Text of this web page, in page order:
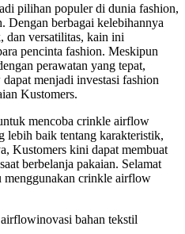
pilihan populer di dunia fashion,
Dengan berbagai kelebihannya
dan versatilitas, kain ini
pencinta fashion. Meskipun
perawatan yang tepat,
menjadi investasi fashion
Kustomers.
mencoba crinkle airflow
lebih baik tentang karakteristik,
Kustomers kini dapat membuat
berbelanja pakaian. Selamat
menggunakan crinkle airflow
airflowinovasi bahan tekstil